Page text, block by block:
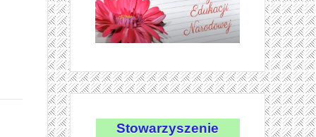
Stowarzyszenie